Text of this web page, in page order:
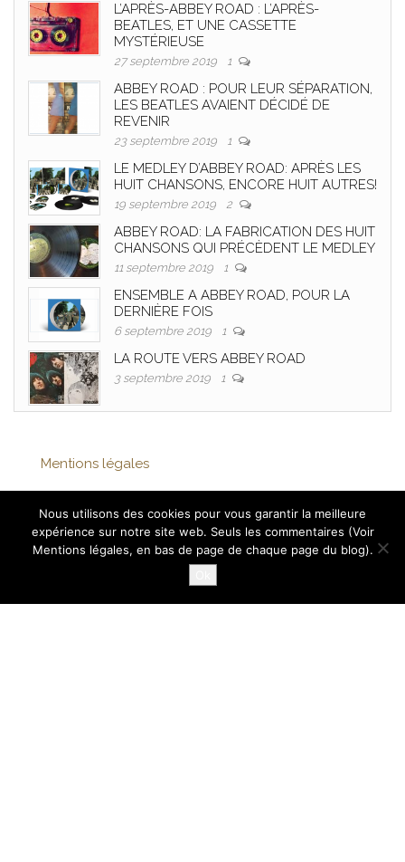
L’APRÈS-ABBEY ROAD : L’APRÈS-
BEATLES, ET UNE CASSETTE
MYSTÉRIEUSE
27 septembre 2019 1
ABBEY ROAD : POUR LEUR SÉPARATION,
LES BEATLES AVAIENT DÉCIDÉ DE
REVENIR
23 septembre 2019 1
LE MEDLEY D’ABBEY ROAD: APRÈS LES
HUIT CHANSONS, ENCORE HUIT AUTRES!
19 septembre 2019 2
ABBEY ROAD: LA FABRICATION DES HUIT
CHANSONS QUI PRÉCÈDENT LE MEDLEY
11 septembre 2019 1
ENSEMBLE A ABBEY ROAD, POUR LA
DERNIÈRE FOIS
6 septembre 2019 1
LA ROUTE VERS ABBEY ROAD
3 septembre 2019 1
Mentions légales
Fièrement propulsé par WordPress |Thème :Head
Blog
Nous utilisons des cookies pour vous garantir la meilleure
expérience sur notre site web. Seuls les commentaires (Voir
Mentions légales, en bas de page de chaque page du blog).